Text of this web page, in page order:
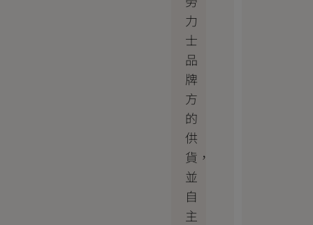
力
士
品
牌
方
的
供
貨，
並
自
主